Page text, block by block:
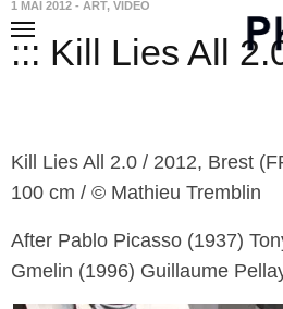
1 MAI 2012 - ART, VIDEO
::: Kill Lies All
Kill Lies All 2.0 / 2012, Brest
100 cm / © Mathieu Tremblin
After Pablo Picasso (1937)
Gmelin (1996) Guillaume